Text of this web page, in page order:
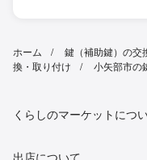
ホーム 鍵（補助鍵）の交
換・取り付け
小矢部市の
くらしのマーケットにつ